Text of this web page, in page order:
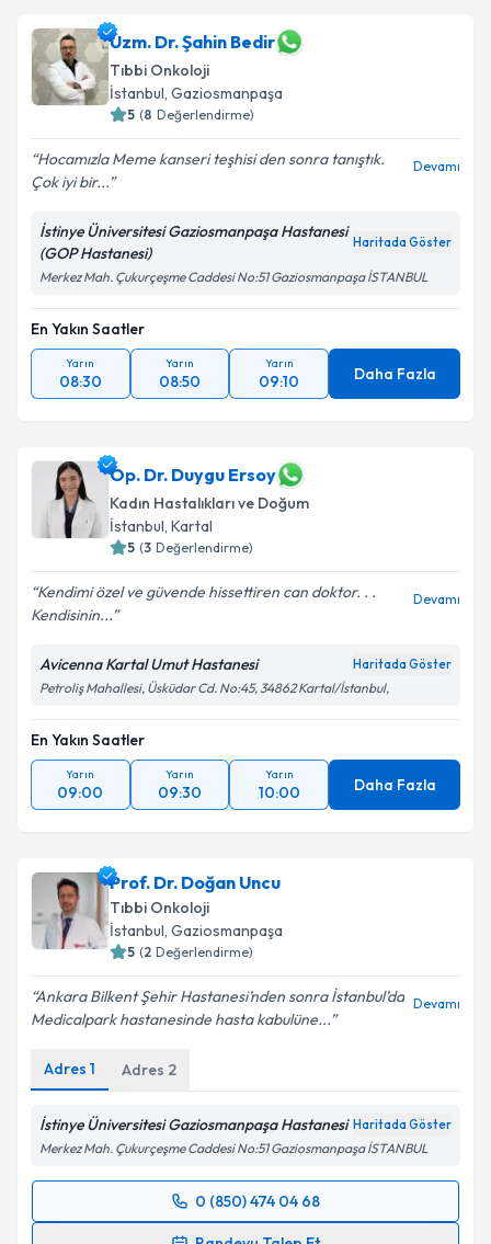
Uzm. Dr. Şahin Bedir
Tıbbi Onkoloji
İstanbul, Gaziosmanpaşa
5 (8 Değerlendirme)
Hocamızla Meme kanseri teşhisi den sonra tanıştık.
Çok iyi bir...
Devamı
İstinye Üniversitesi Gaziosmanpaşa Hastanesi
(GOP Hastanesi)
Haritada Göster
Merkez Mah. Çukurçeşme Caddesi No:51 Gaziosmanpaşa İSTANBUL
En Yakın Saatler
Yarın
08:30
Yarın
08:50
Yarın
09:10 Daha Fazla
Op. Dr. Duygu Ersoy
Kadın Hastalıkları ve Doğum
İstanbul, Kartal
5 (3 Değerlendirme)
Kendimi özel ve güvende hissettiren can doktor. . .
Kendisinin...
Devamı
Avicenna Kartal Umut Hastanesi Haritada Göster
Petroliş Mahallesi, Üsküdar Cd. No:45, 34862 Kartal/İstanbul,
En Yakın Saatler
Yarın
09:00
Yarın
09:30
Yarın
10:00 Daha Fazla
Prof. Dr. Doğan Uncu
Tıbbi Onkoloji
İstanbul, Gaziosmanpaşa
5 (2 Değerlendirme)
Ankara Bilkent Şehir Hastanesi’nden sonra İstanbul’da
Medicalpark hastanesinde hasta kabulüne...
Devamı
Adres 1 Adres 2
İstinye Üniversitesi Gaziosmanpaşa Hastanesi Haritada Göster
Merkez Mah. Çukurçeşme Caddesi No:51 Gaziosmanpaşa İSTANBUL
0 (850) 474 04 68
Randevu Takvimi Talebi